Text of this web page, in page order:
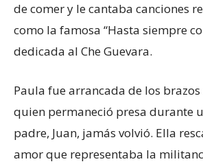
de comer y le cantaba canciones
como la famosa “Hasta siempre
dedicada al Che Guevara.
Paula fue arrancada de los
quien permaneció presa durante
padre, Juan, jamás volvió. Ella
amor que representaba la